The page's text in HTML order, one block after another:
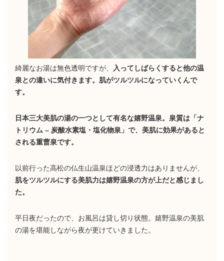
綺麗なお湯は無色透明ですが、
入ってしばらくすると他の温
泉との違いに気付きます。肌がツルツルになっていくんで
す。
日本三大美肌の湯の一つとして有名な嬉野温泉。泉質は「ナ
トリウム – 炭酸水素塩・塩化物泉」で、 美肌に効果があると
される重曹泉です。
以前行った高松の仏生山温泉ほどの浸透力はありませんが、
肌をツルツルにする美肌力は嬉野温泉の方が上だと感じまし
た。
平日夜だったので、お風呂は貸し切り状態。嬉野温泉の美肌
の湯を堪能しながら夜が更けていきました。